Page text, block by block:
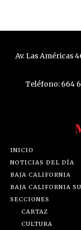
Av. Las Américas
Teléfono: 664
INICIO
NOTICIAS DEL DÍA
BAJA CALIFORNIA
BAJA CALIFORNIA
SECCIONES
CARTAZ
CULTURA